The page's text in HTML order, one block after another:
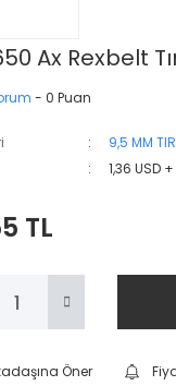
Ax Rexbelt
- 0 Puan
9,5 MM
1,36 USD
TL
Öner